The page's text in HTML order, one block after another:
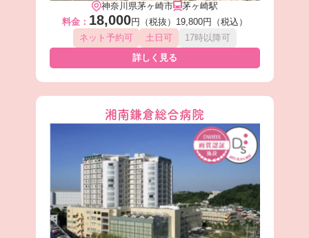
神奈川県茅ヶ崎市
茅ヶ崎駅
料金： 18,000円（税抜） 19,800円（税込）
ネット予約可
土日可
17時以降可
詳しく見る
湘南鎌倉総合病院